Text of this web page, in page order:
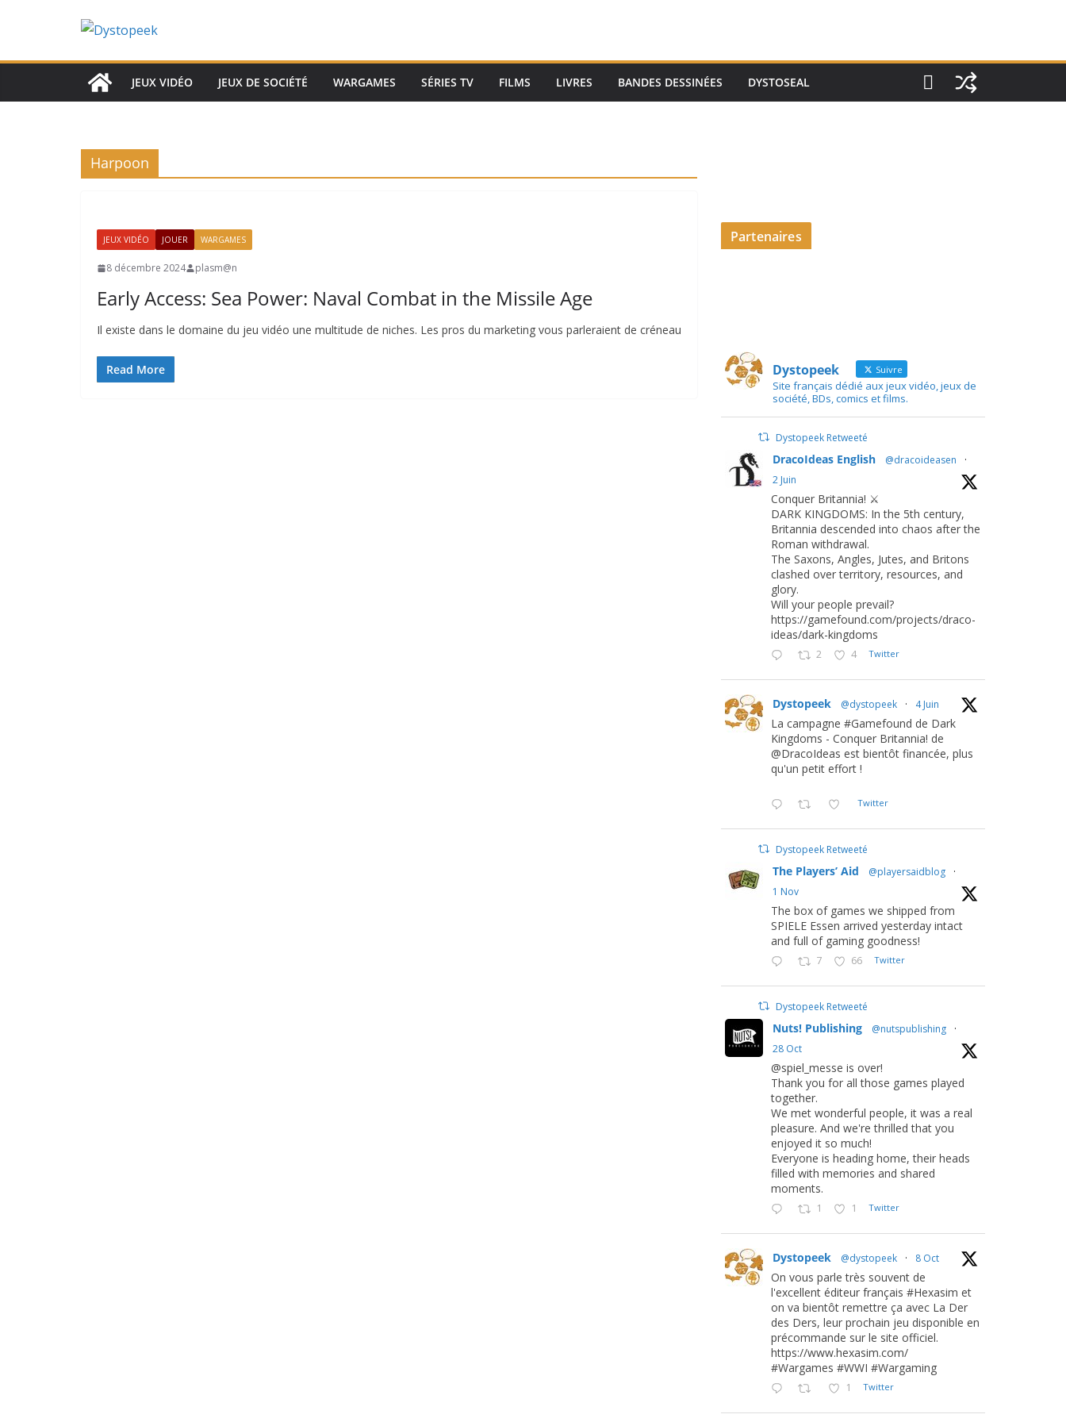
JEUX VIDÉO JEUX DE SOCIÉTÉ WARGAMES SÉRIES TV FILMS LIVRES BANDES DESSINÉES DYSTOSEAL
Harpoon
JEUX VIDÉO JOUER WARGAMES
8 décembre 2024 plasm@n
Early Access: Sea Power: Naval Combat in the Missile Age
Il existe dans le domaine du jeu vidéo une multitude de niches. Les pros du marketing vous parleraient de créneau
Read More
Partenaires
Dystopeek Suivre
Site français dédié aux jeux vidéo, jeux de
société, BDs, comics et films.
Dystopeek Retweeté
DracoIdeas English @dracoideasen
·
2 Juin
Conquer Britannia! ⚔️
DARK KINGDOMS: In the 5th century,
Britannia descended into chaos after the
Roman withdrawal.
The Saxons, Angles, Jutes, and Britons
clashed over territory, resources, and
glory.
Will your people prevail?
https://gamefound.com/projects/draco-
ideas/dark-kingdoms
2 4 Twitter
Dystopeek @dystopeek · 4 Juin
La campagne #Gamefound de Dark
Kingdoms - Conquer Britannia! de
@DracoIdeas est bientôt financée, plus
qu'un petit effort !
Twitter
Dystopeek Retweeté
The Players’ Aid @playersaidblog
·
1 Nov
The box of games we shipped from
SPIELE Essen arrived yesterday intact
and full of gaming goodness!
7 66 Twitter
Dystopeek Retweeté
Nuts! Publishing @nutspublishing
·
28 Oct
@spiel_messe is over!
Thank you for all those games played
together.
We met wonderful people, it was a real
pleasure. And we're thrilled that you
enjoyed it so much!
Everyone is heading home, their heads
filled with memories and shared
moments.
1 1 Twitter
Dystopeek @dystopeek · 8 Oct
On vous parle très souvent de
l'excellent éditeur français #Hexasim et
on va bientôt remettre ça avec La Der
des Ders, leur prochain jeu disponible en
précommande sur le site officiel.
https://www.hexasim.com/
#Wargames #WWI #Wargaming
1 Twitter